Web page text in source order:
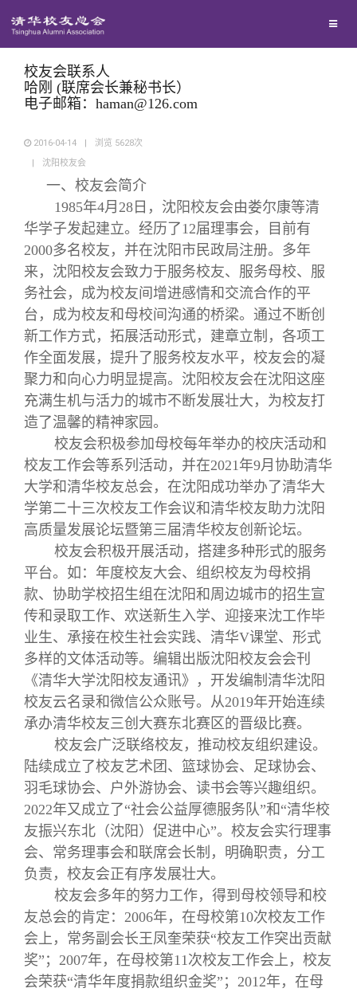
捐赠新闻
捐赠纪事
捐赠方法
义工计划
《清华校友通讯》
《水木清华》
我要订阅
新媒体平台
百年清华
清华人物
清华故事
青春风采
校友文苑
校友讲坛
校友视界
校友服务
终身学习
信息化服务
三创大赛
实用信息
校友总会
总会简介
会长致辞
总会章程
理事会名单
制度法规
联系我们
关闭
校友会联系人
哈刚 (联席会长兼秘书长）
电子邮箱：haman@126.com
2016-04-14 | 浏览 5628次
|
沈阳校友会
一、校友会简介
1985年4月28日，沈阳校友会由娄尔康等清
华学子发起建立。经历了12届理事会，目前有
2000多名校友，并在沈阳市民政局注册。多年
来，沈阳校友会致力于服务校友、服务母校、服
务社会，成为校友间增进感情和交流合作的平
台，成为校友和母校间沟通的桥梁。通过不断创
新工作方式，拓展活动形式，建章立制，各项工
作全面发展，提升了服务校友水平，校友会的凝
聚力和向心力明显提高。沈阳校友会在沈阳这座
充满生机与活力的城市不断发展壮大，为校友打
造了温馨的精神家园。
校友会积极参加母校每年举办的校庆活动和
校友工作会等系列活动，并在2021年9月协助清华
大学和清华校友总会，在沈阳成功举办了清华大
学第二十三次校友工作会议和清华校友助力沈阳
高质量发展论坛暨第三届清华校友创新论坛。
校友会积极开展活动，搭建多种形式的服务
平台。如：年度校友大会、组织校友为母校捐
款、协助学校招生组在沈阳和周边城市的招生宣
传和录取工作、欢送新生入学、迎接来沈工作毕
业生、承接在校生社会实践、清华V课堂、形式
多样的文体活动等。编辑出版沈阳校友会会刊
《清华大学沈阳校友通讯》，开发编制清华沈阳
校友云名录和微信公众账号。从2019年开始连续
承办清华校友三创大赛东北赛区的晋级比赛。
校友会广泛联络校友，推动校友组织建设。
陆续成立了校友艺术团、篮球协会、足球协会、
羽毛球协会、户外游协会、读书会等兴趣组织。
2022年又成立了“社会公益厚德服务队”和“清华校
友振兴东北（沈阳）促进中心”。校友会实行理事
会、常务理事会和联席会长制，明确职责，分工
负责，校友会正有序发展壮大。
校友会多年的努力工作，得到母校领导和校
友总会的肯定：2006年，在母校第10次校友工作
会上，常务副会长王凤奎荣获“校友工作突出贡献
奖”；2007年，在母校第11次校友工作会上，校友
会荣获“清华年度捐款组织金奖”；2012年，在母